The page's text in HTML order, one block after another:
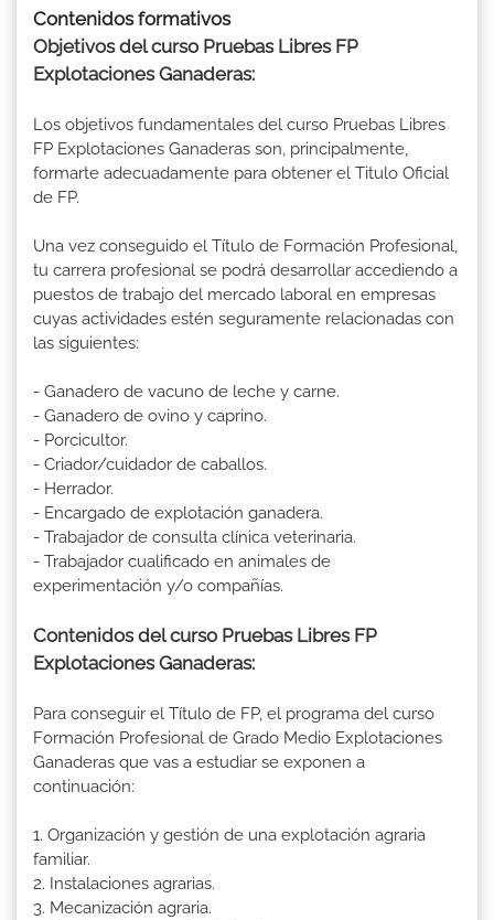
Contenidos formativos
Objetivos del curso Pruebas Libres FP
Explotaciones Ganaderas:
Los objetivos fundamentales del curso Pruebas Libres
FP Explotaciones Ganaderas son, principalmente,
formarte adecuadamente para obtener el Titulo Oficial
de FP.
Una vez conseguido el Título de Formación Profesional,
tu carrera profesional se podrá desarrollar accediendo a
puestos de trabajo del mercado laboral en empresas
cuyas actividades estén seguramente relacionadas con
las siguientes:
- Ganadero de vacuno de leche y carne.
- Ganadero de ovino y caprino.
- Porcicultor.
- Criador/cuidador de caballos.
- Herrador.
- Encargado de explotación ganadera.
- Trabajador de consulta clínica veterinaria.
- Trabajador cualificado en animales de
experimentación y/o compañías.
Contenidos del curso Pruebas Libres FP
Explotaciones Ganaderas:
Para conseguir el Título de FP, el programa del curso
Formación Profesional de Grado Medio Explotaciones
Ganaderas que vas a estudiar se exponen a
continuación:
1. Organización y gestión de una explotación agraria
familiar.
2. Instalaciones agrarias.
3. Mecanización agraria.